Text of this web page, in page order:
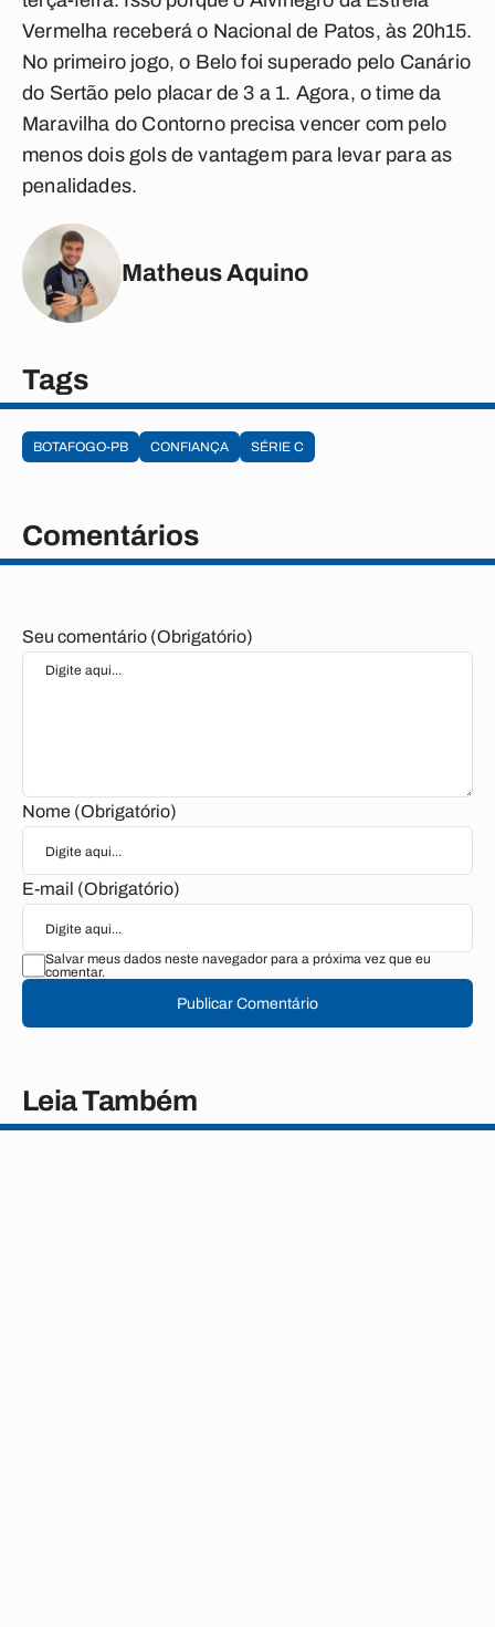
Vermelha receberá o Nacional de Patos, às 20h15.
No primeiro jogo, o Belo foi superado pelo Canário
do Sertão pelo placar de 3 a 1. Agora, o time da
Maravilha do Contorno precisa vencer com pelo
menos dois gols de vantagem para levar para as
penalidades.
Matheus Aquino
Tags
BOTAFOGO-PB CONFIANÇA SÉRIE C
Comentários
Seu comentário (Obrigatório)
Nome (Obrigatório)
E-mail (Obrigatório)
Salvar meus dados neste navegador para a próxima vez que eu
comentar.
Publicar Comentário
Leia Também